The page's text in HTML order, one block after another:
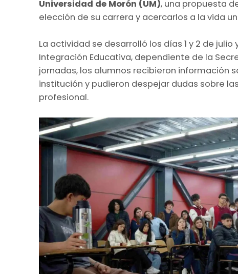
Universidad de Morón (UM), una propuesta
elección de su carrera y acercarlos a la vida
La actividad se desarrolló los días 1 y 2 de
Integración Educativa, dependiente de la
jornadas, los alumnos recibieron información
institución y pudieron despejar dudas sobre
profesional.